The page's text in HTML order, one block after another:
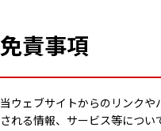
免責事項
当ウェブサイトからのリンク
される情報、サービス等につい